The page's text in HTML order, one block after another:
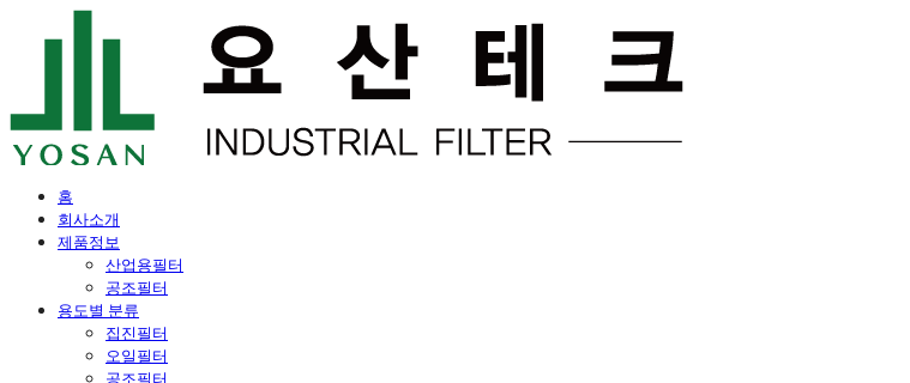
홈
회사소개
제품정보
산업용필터
공조필터
용도별 분류
집진필터
오일필터
공조필터